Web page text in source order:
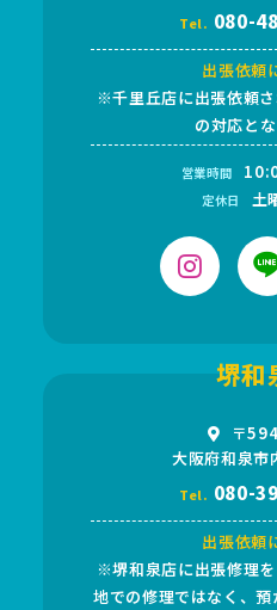
Tel. 080-
出張依頼
※千里丘店に出張依頼
の対応とな
営業時間
定休日 土
堺和
〒
大阪府和泉
Tel. 080-
出張依頼
※堺和泉店に出張修理
地での修理ではなく、